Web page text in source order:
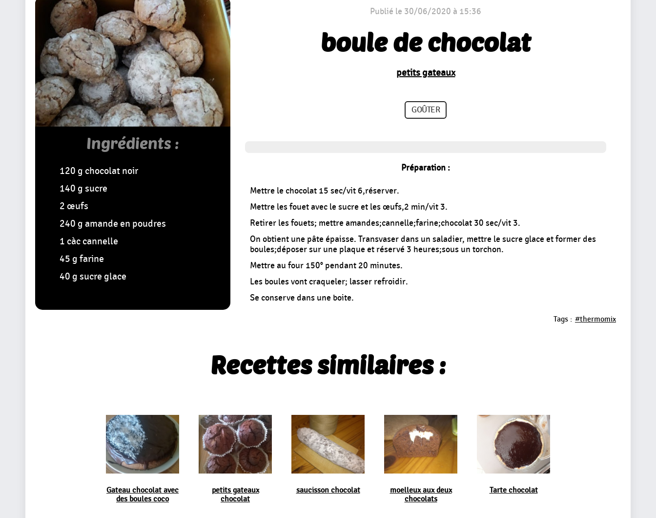
Ingrédients :
120 g chocolat noir
140 g sucre
2 œufs
240 g amande en poudres
1 càc cannelle
45 g farine
40 g sucre glace
Publié le 30/06/2020 à 15:36
boule de chocolat
petits gateaux
GOÛTER
Préparation :
Mettre le chocolat 15 sec/vit 6,réserver.
Mettre les fouet avec le sucre et les œufs,2 min/vit 3.
Retirer les fouets; mettre amandes;cannelle;farine;chocolat 30 sec/vit 3.
On obtient une pâte épaisse. Transvaser dans un saladier, mettre le sucre glace et former des
boules;déposer sur une plaque et réservé 3 heures;sous un torchon.
Mettre au four 150° pendant 20 minutes.
Les boules vont craqueler; lasser refroidir.
Se conserve dans une boite.
Tags : #thermomix
Recettes similaires :
Gateau chocolat avec
des boules coco
petits gateaux
chocolat
saucisson chocolat
moelleux aux deux
chocolats
Tarte chocolat